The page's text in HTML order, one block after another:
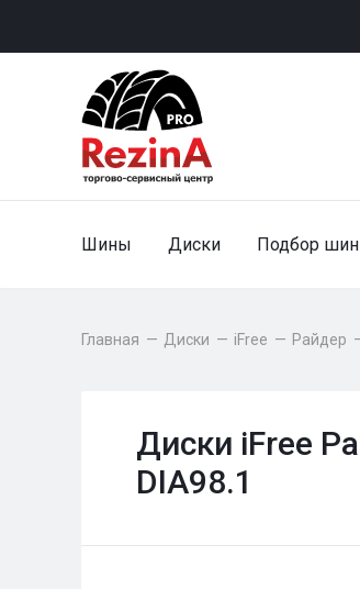
Шины Диски Подбор шин
Главная — Диски — iFree — Райдер
Диски iFree
DIA98.1